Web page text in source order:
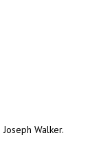
Walker.